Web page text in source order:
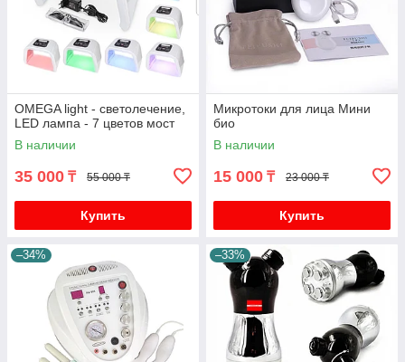
OMEGA light - светолечение,
LED лампа - 7 цветов мост
В наличии
35 000 ₸ 55 000 ₸
Купить
Микротоки для лица Мини
био
В наличии
15 000 ₸ 23 000 ₸
Купить
–34% –33%